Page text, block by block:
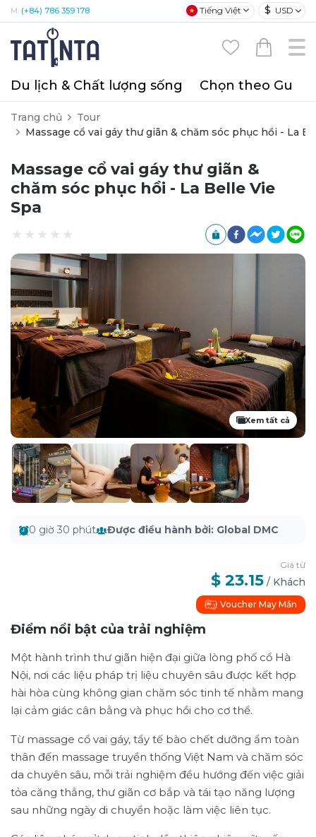
M: (+84) 786 359 178 Tiếng Việt $ USD
Du lịch & Chất lượng sống Chọn theo Gu
Trang chủ
Tour
Massage cổ vai gáy thư giãn & chăm sóc phục hồi - La
Massage cổ vai gáy thư giãn &
chăm sóc phục hồi - La Belle Vie
Spa
Xem tất cả
0 giờ 30 phút Được điều hành bởi: Global DMC
Điểm nổi bật của trải nghiệm
Một hành trình thư giãn hiện đại giữa lòng phố cổ Hà
Nội, nơi các liệu pháp trị liệu chuyên sâu được kết hợp
hài hòa cùng không gian chăm sóc tinh tế nhằm mang
lại cảm giác cân bằng và phục hồi cho cơ thể.
Từ massage cổ vai gáy, tẩy tế bào chết dưỡng ẩm toàn
thân đến massage truyền thống Việt Nam và chăm sóc
da chuyên sâu, mỗi trải nghiệm đều hướng đến việc giải
tỏa căng thẳng, thư giãn cơ bắp và tái tạo năng lượng
sau những ngày di chuyển hoặc làm việc liên tục.
Giá từ
$ 23.15 / Khách
Voucher May Mắn